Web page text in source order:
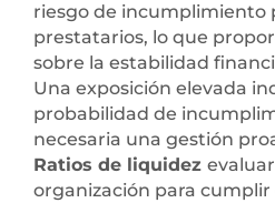
riesgo de incumplimiento
prestatarios, lo que
sobre la estabilidad
Una exposición elevada
probabilidad de
necesaria una gestión
Ratios de liquidez
organización para cumplir